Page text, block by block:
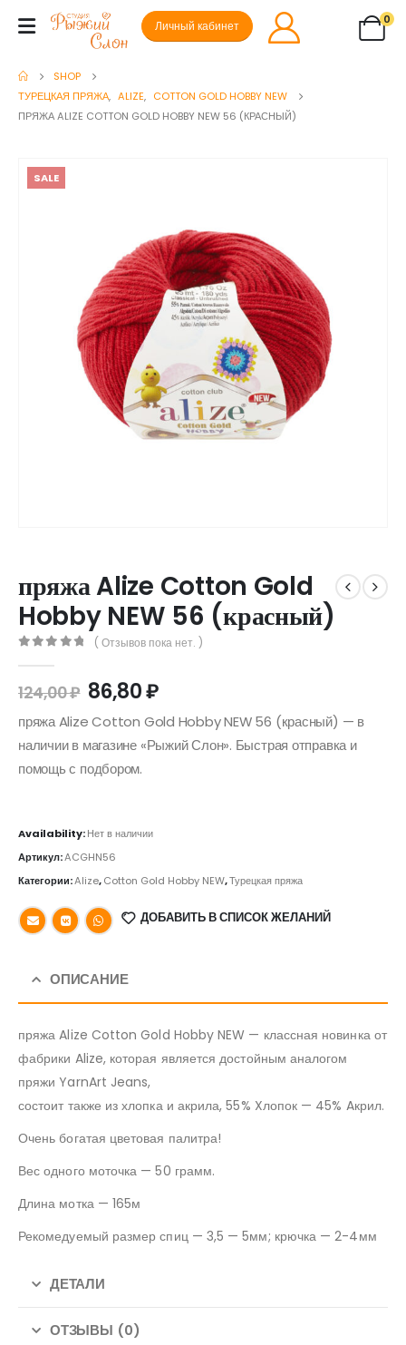
Личный кабинет
0
SHOP
ТУРЕЦКАЯ ПРЯЖА, ALIZE, COTTON GOLD HOBBY NEW
ПРЯЖА ALIZE COTTON GOLD HOBBY NEW 56 (КРАСНЫЙ)
SALE
пряжа Alize Cotton Gold
Hobby NEW 56 (красный)
( Отзывов пока нет. )
124,00₽ 86,80₽
пряжа Alize Cotton Gold Hobby NEW 56 (красный) — в
наличии в магазине «Рыжий Слон». Быстрая отправка и
помощь с подбором.
Availability:Нет в наличии
Артикул:ACGHN56
Категории:Alize,Cotton Gold Hobby NEW,Турецкая пряжа
ДОБАВИТЬ В СПИСОК ЖЕЛАНИЙ
ОПИСАНИЕ
пряжа Alize Cotton Gold Hobby NEW — классная новинка от
фабрики Alize, которая является достойным аналогом
пряжи YarnArt Jeans,
состоит также из хлопка и акрила, 55% Xлопок — 45% Aкрил.
Очень богатая цветовая палитра!
Вес одного моточка — 50 грамм.
Длина мотка — 165м
Рекомедуемый размер спиц — 3,5 — 5мм; крючка — 2-4мм
ДЕТАЛИ
ОТЗЫВЫ (0)